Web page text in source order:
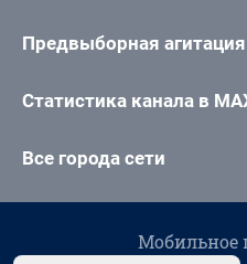
Предвыборная агитация
Статистика канала в
Все города сети
Мобильное